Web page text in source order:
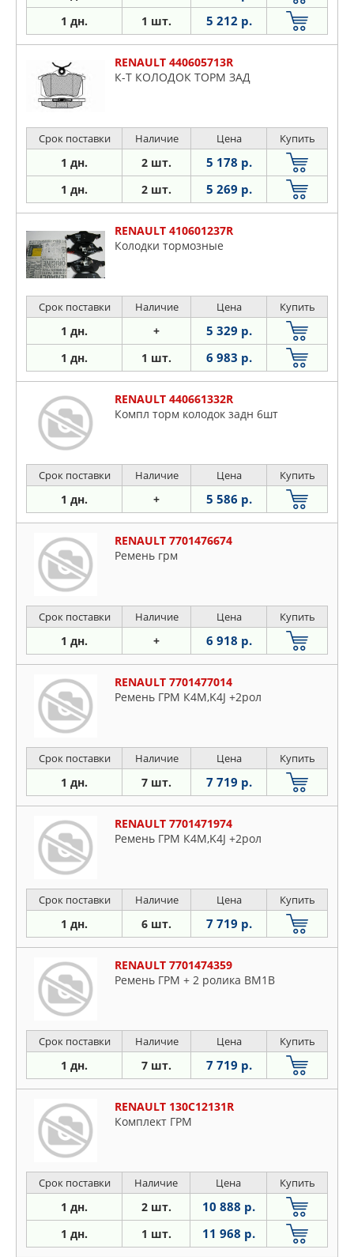
1 дн. 1 шт. 5 212 р.
RENAULT 440605713R
К-Т КОЛОДОК ТОРМ ЗАД
Срок поставки Наличие Цена Купить
1 дн. 2 шт. 5 178 р.
1 дн. 2 шт. 5 269 р.
RENAULT 410601237R
Колодки тормозные
Срок поставки Наличие Цена Купить
1 дн. + 5 329 р.
1 дн. 1 шт. 6 983 р.
RENAULT 440661332R
Компл торм колодок задн 6шт
Срок поставки Наличие Цена Купить
1 дн. + 5 586 р.
RENAULT 7701476674
Ремень грм
Срок поставки Наличие Цена Купить
1 дн. + 6 918 р.
RENAULT 7701477014
Ремень ГРМ К4М,K4J +2рол
Срок поставки Наличие Цена Купить
1 дн. 7 шт. 7 719 р.
RENAULT 7701471974
Ремень ГРМ К4М,K4J +2рол
Срок поставки Наличие Цена Купить
1 дн. 6 шт. 7 719 р.
RENAULT 7701474359
Ремень ГРМ + 2 ролика BM1B
Срок поставки Наличие Цена Купить
1 дн. 7 шт. 7 719 р.
RENAULT 130C12131R
Комплект ГРМ
Срок поставки Наличие Цена Купить
1 дн. 2 шт. 10 888 р.
1 дн. 1 шт. 11 968 р.